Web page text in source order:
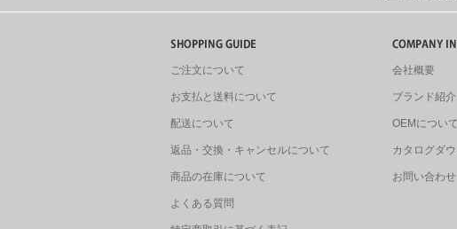
ご注文について
お支払と送料について
配送について
返品・交換・キャンセルについて
商品の在庫について
よくある質問
会社概要
ブランド紹介
OEMについて
カタログダ
お問い合わせ